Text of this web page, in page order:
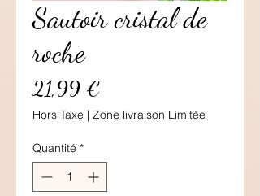
Sautoir cristal de
roche
21,99 €
Hors Taxe | Zone livraison Limitée
Quantité *